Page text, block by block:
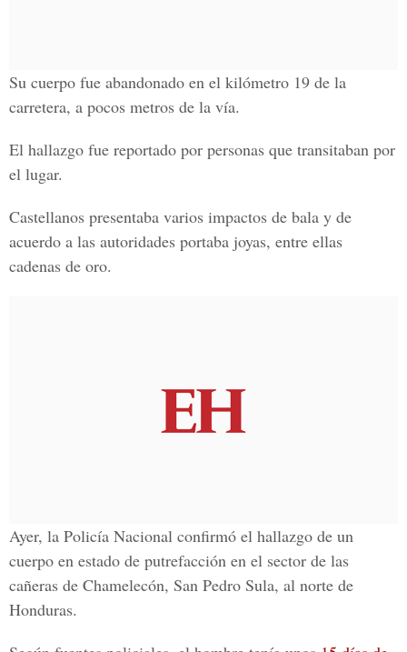
Su cuerpo fue abandonado en el kilómetro 19 de la
carretera, a pocos metros de la vía.
El hallazgo fue reportado por personas que transitaban por
el lugar.
Castellanos presentaba varios impactos de bala y de
acuerdo a las autoridades portaba joyas, entre ellas
cadenas de oro.
Ayer, la Policía Nacional confirmó el hallazgo de un
cuerpo en estado de putrefacción en el sector de las
cañeras de Chamelecón, San Pedro Sula, al norte de
Honduras.